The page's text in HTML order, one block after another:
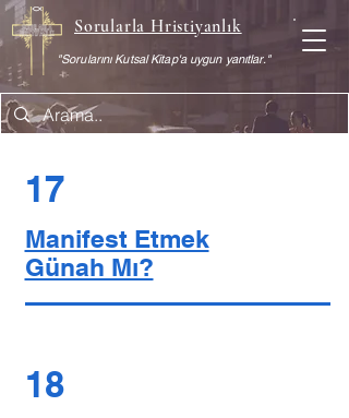
Sorularla Hristiyanlık
"Sorularını Kutsal Kitap'a uygun yanıtlar."
17
Manifest Etmek
Günah Mı?
18